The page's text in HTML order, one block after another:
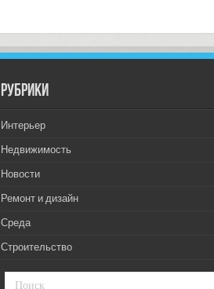
РУбрики
Интерьер
Недвижимость
Новости
Ремонт и дизайн
Среда
Строительство